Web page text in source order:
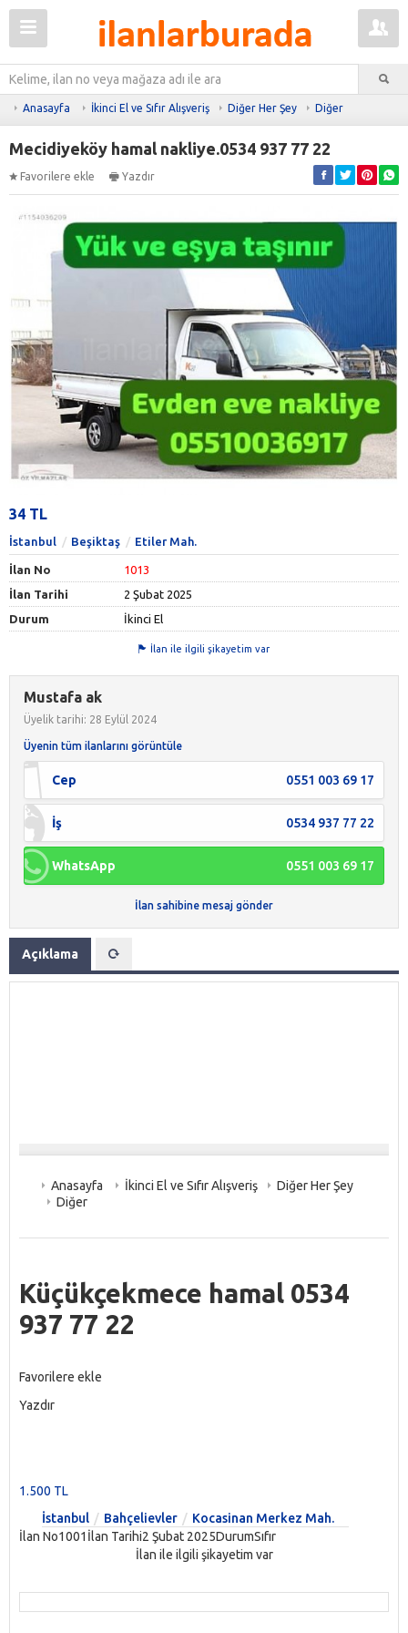
Anasayfa İkinci El ve Sıfır Alışveriş Diğer Her Şey Diğer
Mecidiyeköy hamal nakliye.0534 937 77 22
Favorilere ekle Yazdır
34 TL
İstanbul Beşiktaş Etiler Mah.
İlan No
1013
İlan Tarihi
2 Şubat 2025
Durum
İkinci El
İlan ile ilgili şikayetim var
Mustafa ak
Üyelik tarihi: 28 Eylül 2024
Üyenin tüm ilanlarını görüntüle
Cep 0551 003 69 17
İş 0534 937 77 22
WhatsApp 0551 003 69 17
İlan sahibine mesaj gönder
Açıklama
Anasayfa İkinci El ve Sıfır Alışveriş
Diğer Her Şey
Diğer
Küçükçekmece hamal 0534
937 77 22
Favorilere ekle
Yazdır
1.500 TL
İstanbul
Bahçelievler
Kocasinan Merkez Mah.
İlan No1001İlan Tarihi2 Şubat 2025DurumSıfır
İlan ile ilgili şikayetim var